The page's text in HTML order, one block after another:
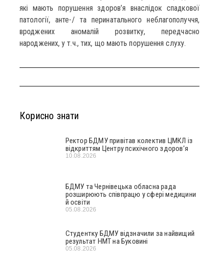
які мають порушення здоров’я внаслідок спадкової
патології, анте-/ та перинатального неблагополуччя,
вроджених аномалій розвитку, передчасно
народжених, у т.ч., тих, що мають порушення слуху.
Корисно знати
Ректор БДМУ привітав колектив ЦМКЛ із
відкриттям Центру психічного здоров’я
10.08.2026
БДМУ та Чернівецька обласна рада
розширюють співпрацю у сфері медицини
й освіти
05.08.2026
Студентку БДМУ відзначили за найвищий
результат НМТ на Буковині
05.08.2026